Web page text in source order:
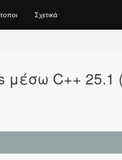
Σχετικά
μέσω C++ 25.1